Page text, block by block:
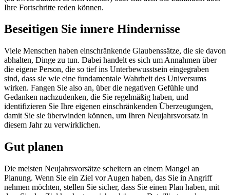
Ihre Fortschritte reden können.
Beseitigen Sie innere Hindernisse
Viele Menschen haben einschränkende Glaubenssätze, die sie davon
abhalten, Dinge zu tun. Dabei handelt es sich um Annahmen über
die eigene Person, die so tief ins Unterbewusstsein eingegraben
sind, dass sie wie eine fundamentale Wahrheit des Universums
wirken. Fangen Sie also an, über die negativen Gefühle und
Gedanken nachzudenken, die Sie regelmäßig haben, und
identifizieren Sie Ihre eigenen einschränkenden Überzeugungen,
damit Sie sie überwinden können, um Ihren Neujahrsvorsatz in
diesem Jahr zu verwirklichen.
Gut planen
Die meisten Neujahrsvorsätze scheitern an einem Mangel an
Planung. Wenn Sie ein Ziel vor Augen haben, das Sie in Angriff
nehmen möchten, stellen Sie sicher, dass Sie einen Plan haben, mit